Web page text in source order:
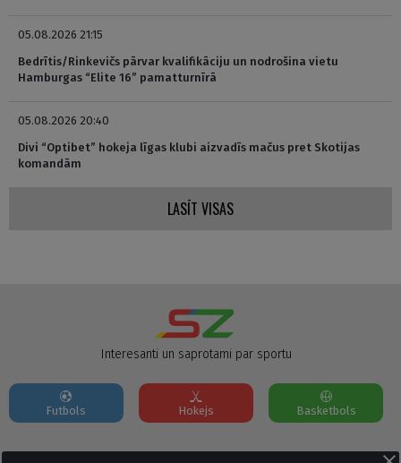
05.08.2026 21:15
Bedrītis/Rinkevičs pārvar kvalifikāciju un nodrošina vietu
Hamburgas “Elite 16” pamatturnīrā
05.08.2026 20:40
Divi “Optibet” hokeja līgas klubi aizvadīs mačus pret Skotijas
komandām
LASĪT VISAS
Interesanti un saprotami par sportu
Futbols Hokejs Basketbols